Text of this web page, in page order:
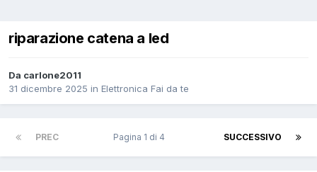
riparazione catena a led
Da carlone2011
31 dicembre 2025 in Elettronica Fai da te
PREC SUCCESSIVO
Pagina 1 di 4